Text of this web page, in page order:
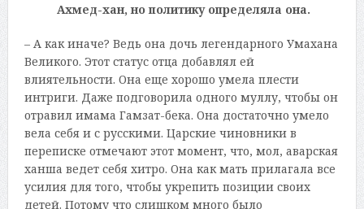
Ахмед-хан, но политику определяла она.
– А как иначе? Ведь она дочь легендарного Умахана
Великого. Этот статус отца добавлял ей
влиятельности. Она еще хорошо умела плести
интриги. Даже подговорила одного муллу, чтобы он
отравил имама Гамзат-бека. Она достаточно умело
вела себя и с русскими. Царские чиновники в
переписке отмечают этот момент, что, мол, аварская
ханша ведет себя хитро. Она как мать прилагала все
усилия для того, чтобы укрепить позиции своих
детей. Потому что слишком много было